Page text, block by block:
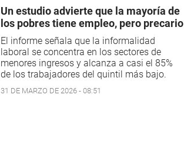
Un estudio advierte que la mayoría de
los pobres tiene empleo, pero precario
El informe señala que la informalidad
laboral se concentra en los sectores de
menores ingresos y alcanza a casi el 85%
de los trabajadores del quintil más bajo.
31 DE MARZO DE 2026 - 08:51